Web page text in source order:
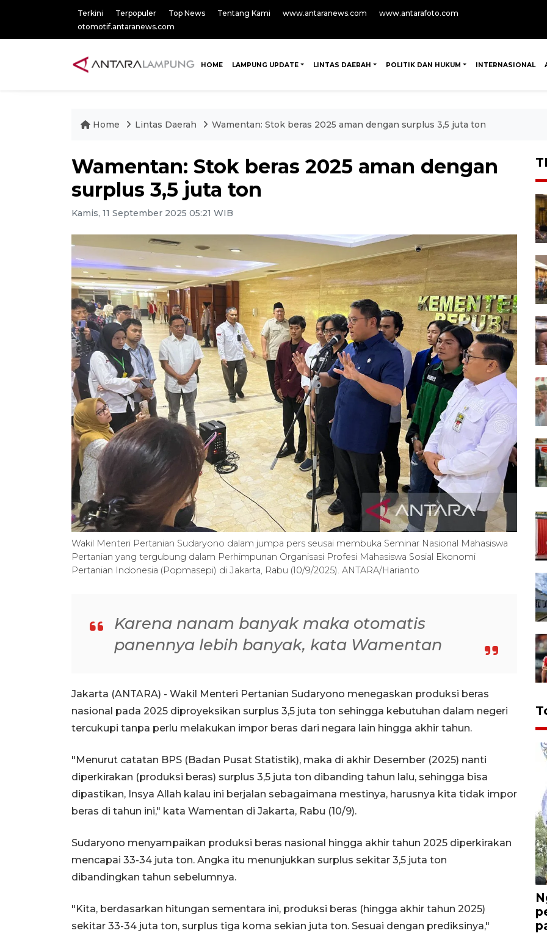
Terkini Terpopuler Top News Tentang Kami www.antaranews.com
www.antarafoto.com
otomotif.antaranews.com
HOME LAMPUNG UPDATE LINTAS DAERAH POLITIK DAN HUKUM INTERNASIONAL
Home Lintas Daerah Wamentan: Stok beras 2025 aman dengan surplus 3,5 juta ton
Wamentan: Stok beras 2025 aman dengan
surplus 3,5 juta ton
Kamis, 11 September 2025 05:21 WIB
Wakil Menteri Pertanian Sudaryono dalam jumpa pers seusai membuka Seminar Nasional Mahasiswa
Pertanian yang tergubung dalam Perhimpunan Organisasi Profesi Mahasiswa Sosial Ekonomi
Pertanian Indonesia (Popmasepi) di Jakarta, Rabu (10/9/2025). ANTARA/Harianto
Karena nanam banyak maka otomatis
panennya lebih banyak, kata Wamentan
Jakarta (ANTARA) - Wakil Menteri Pertanian Sudaryono menegaskan produksi beras
nasional pada 2025 diproyeksikan surplus 3,5 juta ton sehingga kebutuhan dalam negeri
tercukupi tanpa perlu melakukan impor beras dari negara lain hingga akhir tahun.
"Menurut catatan BPS (Badan Pusat Statistik), maka di akhir Desember (2025) nanti
diperkirakan (produksi beras) surplus 3,5 juta ton dibanding tahun lalu, sehingga bisa
dipastikan, Insya Allah kalau ini berjalan sebagaimana mestinya, harusnya kita tidak impor
beras di tahun ini," kata Wamentan di Jakarta, Rabu (10/9).
Sudaryono menyampaikan produksi beras nasional hingga akhir tahun 2025 diperkirakan
mencapai 33-34 juta ton. Angka itu menunjukkan surplus sekitar 3,5 juta ton
dibandingkan tahun sebelumnya.
"Kita, berdasarkan hitungan sementara ini, produksi beras (hingga akhir tahun 2025)
sekitar 33-34 juta ton, surplus tiga koma sekian juta ton. Sesuai dengan prediksinya,"